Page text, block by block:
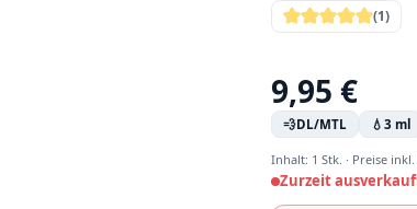
(1)
Regulärer Preis:
9,95 €
💨DL/MTL 💧 3 ml
Inhalt: 1 Stk. · Preise
Zurzeit